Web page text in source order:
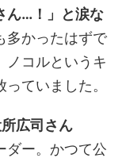
ん…！」と涙な
多かったはずで
ノコルというキ
ていました。
広司さん
ダー。かつて公